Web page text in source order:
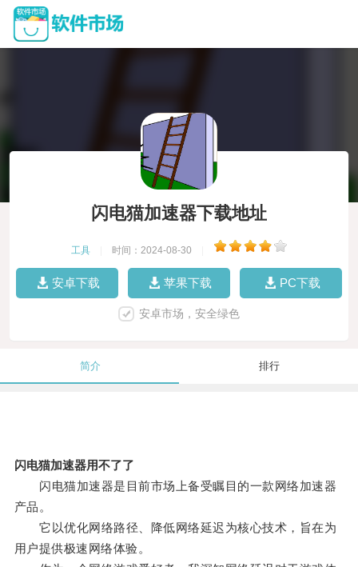
闪电猫加速器下载地址
工具 时间：2024-08-30
安卓下载 苹果下载 PC下载
安卓市场，安全绿色
简介 排行
闪电猫加速器用不了了
闪电猫加速器是目前市场上备受瞩目的一款网络加速器
产品。
它以优化网络路径、降低网络延迟为核心技术，旨在为
用户提供极速网络体验。